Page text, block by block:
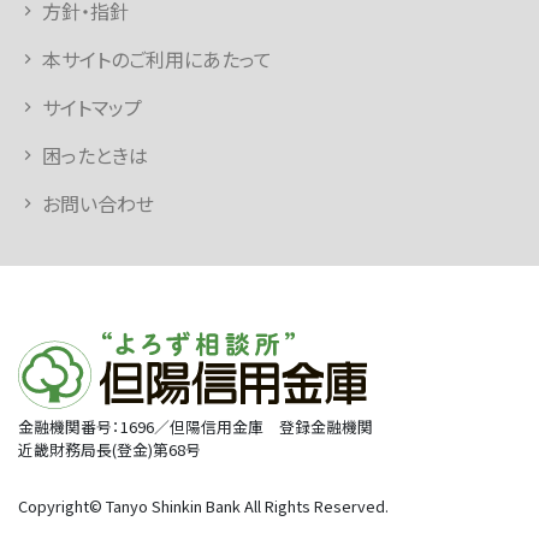
方針・指針
本サイトのご利用にあたって
サイトマップ
困ったときは
お問い合わせ
金融機関番号：1696／但陽信用金庫 登録金融機関
近畿財務局長(登金)第68号
Copyright© Tanyo Shinkin Bank All Rights Reserved.